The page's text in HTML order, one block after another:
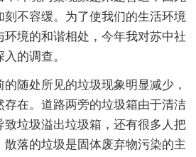
不容缓。为了使我们的生活环境
环境的和谐相处，今年我对苏中社
的调查。
随处所见的垃圾现象明显减少，
在。道路两旁的垃圾箱由于清洁
垃圾溢出垃圾箱，还有很多人把
落的垃圾是固体废弃物污染的主